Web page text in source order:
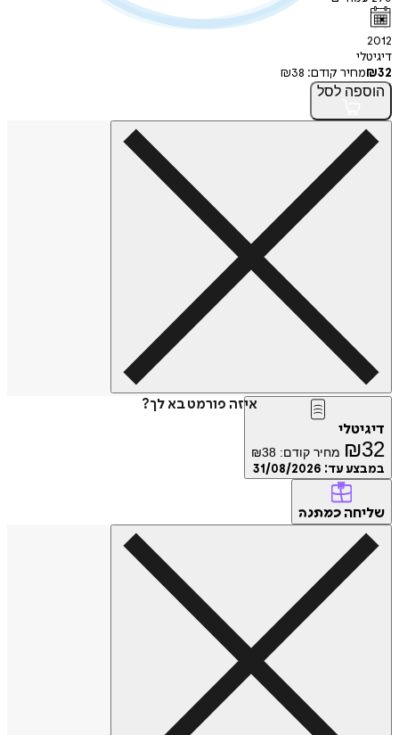
קודם:
₪38
לסל
איזה פורמט בא לך?
₪ מחיר קודם: ₪38
עד:31/08/2026
כמתנה